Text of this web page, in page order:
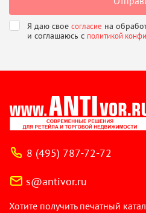
Я даю свое согласие на
и соглашаюсь с политикой
8 (495) 787-72-72
s@antivor.ru
Хотите получить печатный